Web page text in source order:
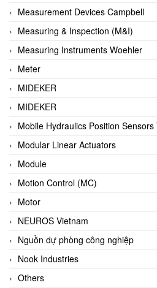
Barel Vietnam
Barksdale
Bartec
Basco
Baumer
Baumuller Vietnam
Baykee
BBC Bircher Smart Access
BCS ITALY
BEA SENSORS
Beacon Extender
Beckhoff
Bedook
Bei Sensor
Beijer
Measurement Devices Campbell
Measuring & Inspection (M&I)
Measuring Instruments Woehler
Meter
MIDEKER
MIDEKER
Mobile Hydraulics Position
Modular Linear Actuators
Module
Motion Control (MC)
Motor
NEUROS Vietnam
Nguồn dự phòng công nghiệp
Nook Industries
Others